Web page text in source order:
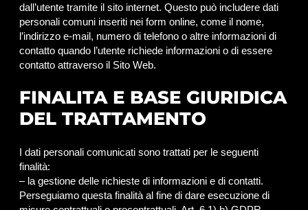
dall’utente tramite il sito internet. Questo può includere dati
personali comuni inseriti nei form online, come il nome,
l’indirizzo e-mail, numero di telefono o altre informazioni di
contatto quando l’utente richiede informazioni o di essere
contatto attraverso il Sito Web.
FINALITA E BASE GIURIDICA
DEL TRATTAMENTO
I dati personali comunicati sono trattati per le seguenti
finalità:
– la gestione delle richieste di informazioni e di contatti.
Perseguiamo questa finalità al fine di dare esecuzione di